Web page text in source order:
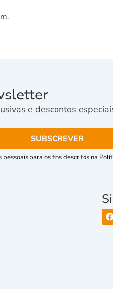
e descontos
para os fins descritos na